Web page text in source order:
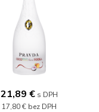
21,89 € s DPH
17,80 € bez DPH